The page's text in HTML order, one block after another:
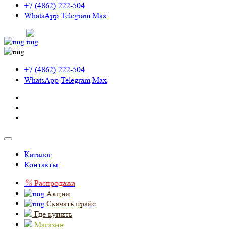
+7 (4862) 222-504
WhatsApp Telegram Max
+7 (4862) 222-504
WhatsApp Telegram Max
Каталог
Контакты
% Распродажа
Акции
Скачать прайс
Где купить
Магазин